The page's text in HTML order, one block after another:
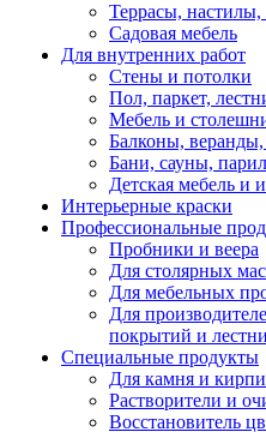
Террасы,
Садовая мебель
Для внутренних работ
Стены и потолки
Пол, паркет,
Мебель и
Балконы,
Бани, сауны,
Детская мебель и
Интерьерные краски
Профессиональные
Пробники и веера
Для столярных
Для мебельных
Для
покрытий и
Специальные продукты
Для камня и
Растворители и
Восстановитель